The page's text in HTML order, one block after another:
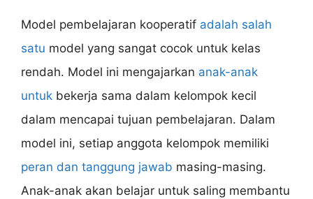
Model pembelajaran kooperatif adalah salah
satu model yang sangat cocok untuk kelas
rendah. Model ini mengajarkan anak-anak
untuk bekerja sama dalam kelompok kecil
dalam mencapai tujuan pembelajaran. Dalam
model ini, setiap anggota kelompok memiliki
peran dan tanggung jawab masing-masing.
Anak-anak akan belajar untuk saling membantu